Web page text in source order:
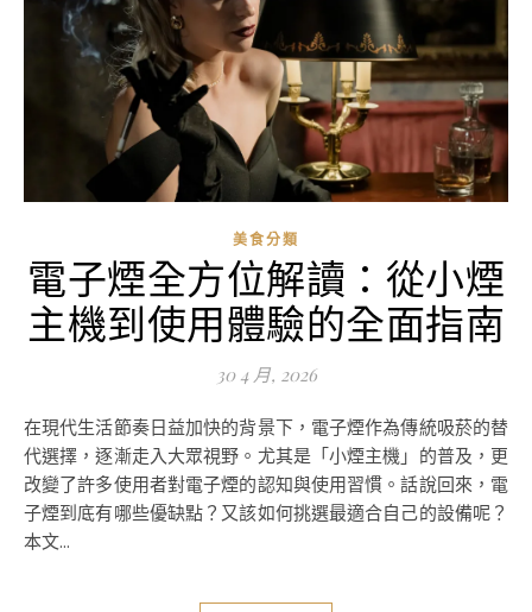
美食分類
電子煙全方位解讀：從小煙
主機到使用體驗的全面指南
30 4 月, 2026
在現代生活節奏日益加快的背景下，電子煙作為傳統吸菸的替
代選擇，逐漸走入大眾視野。尤其是「小煙主機」的普及，更
改變了許多使用者對電子煙的認知與使用習慣。話說回來，電
子煙到底有哪些優缺點？又該如何挑選最適合自己的設備呢？
本文...